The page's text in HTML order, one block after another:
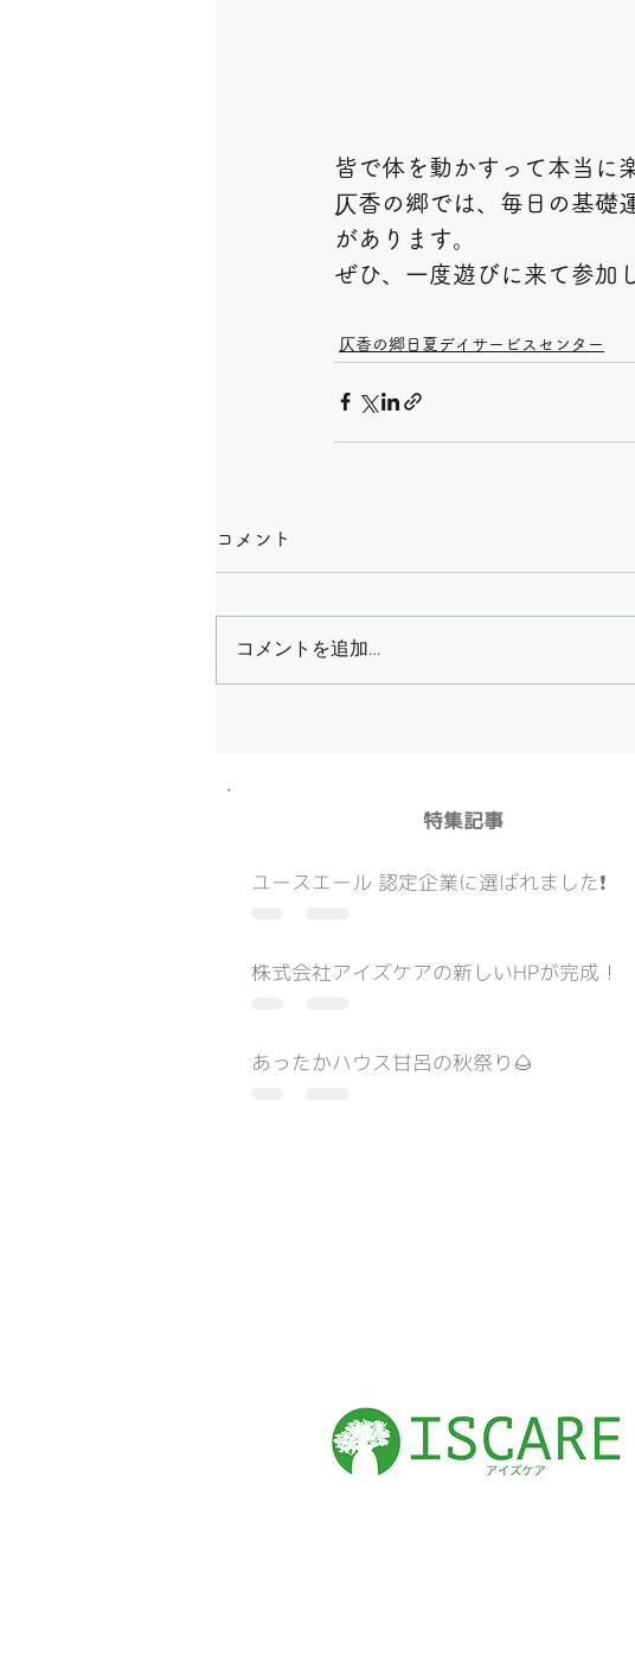
皆で体を動かすって本当に
仄香の郷では、毎日の基礎
があります。
ぜひ、一度遊びに来て参加
仄香の郷日夏デイサービスセンター
コメント
コメントを追加…
​特集記事
ユースエール 認定企業に選ばれました❗️
株式会社アイズケアの新しいHPが完成！
あったかハウス甘呂の秋祭り🌰